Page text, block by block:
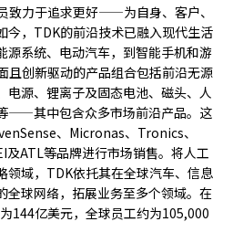
致力于追求更好——为自身、客户、
今，TDK的前沿技术已融入现代生活
源系统、电动汽车，到智能手机和游
且创新驱动的产品组合包括前沿无源
电源、锂离子及固态电池、磁头、人
——其中包含众多市场前沿产品。这
、Micronas、Tronics、
ATL等品牌进行市场销售。将人工
领域，TDK依托其在全球汽车、信息
全球网络，拓展业务至多个领域。在
144亿美元，全球员工约为105,000